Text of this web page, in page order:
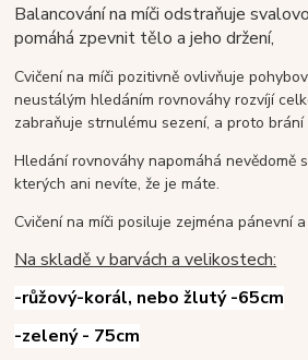
Balancování na míči odstraňuje
pomáhá zpevnit tělo a jeho držení,
Cvičení na míči pozitivně ovlivňuje
neustálým hledáním rovnováhy rozvíjí
zabraňuje strnulému sezení, a proto
Hledání rovnováhy napomáhá nevědomě
kterých ani nevíte, že je máte.
Cvičení na míči posiluje zejména pánevní
Na skladě v barvách a velikostech:
-růžový-korál, nebo žlutý -65cm
-zelený - 75cm